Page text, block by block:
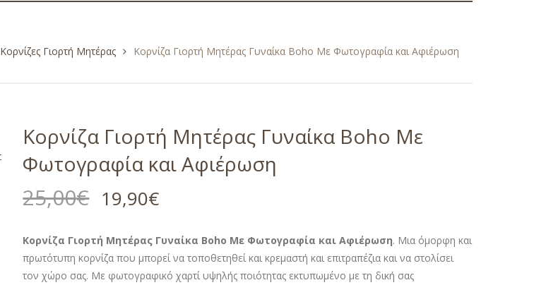
Κορνίζες Γιορτή Μητέρας Κορνίζα Γιορτή Μητέρας Γυναίκα Boho Με Φωτογραφία και Αφιέρωση
Κορνίζα Γιορτή Μητέρας Γυναίκα Boho Με
Φωτογραφία και Αφιέρωση
25,00€ 19,90€
Κορνίζα Γιορτή Μητέρας Γυναίκα Boho Με Φωτογραφία και Αφιέρωση. Μια όμορφη και
πρωτότυπη κορνίζα που μπορεί να τοποθετηθεί και κρεμαστή και επιτραπέζια και να στολίσει
τον χώρο σας. Με φωτογραφικό χαρτί υψηλής ποιότητας εκτυπωμένο με τη δική σας